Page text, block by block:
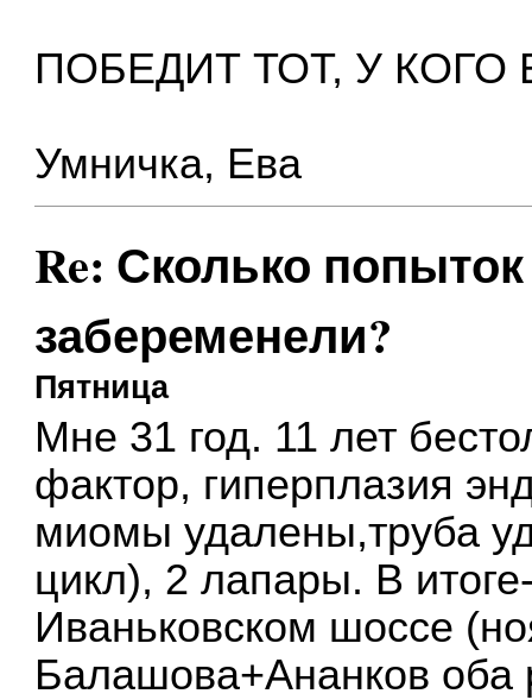
ПОБЕДИТ ТОТ, У
Умничка, Ева
Re: Сколько
забеременели?
Пятница
Мне 31 год. 11 лет
фактор, гиперплазия
миомы удалены,труба
цикл), 2 лапары. В
Иваньковском шоссе
Балашова+Ананков оба